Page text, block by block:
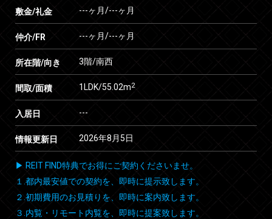
敷金/礼金 ---ヶ月/---ヶ月
仲介/FR ---ヶ月/---ヶ月
所在階/向き 3階/南西
間取/面積 1LDK/55.02m2
入居日 ---
情報更新日 2026年8月5日
▶ REIT FIND特典でお得にご契約くださいませ。
１.都内最安値での契約を、即時に提示致します。
２.初期費用のお見積りを、即時に案内致します。
３.内覧・リモート内覧を、即時に提案致します。